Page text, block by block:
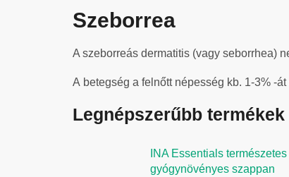
Szeborrea
A szeborreás dermatitis (vagy seborrhea)
A betegség a felnőtt népesség kb. 1-3% -
Legnépszerűbb termékek
INA Essentials természetes
gyógynövényes szappan